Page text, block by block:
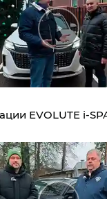
EVOLUTE